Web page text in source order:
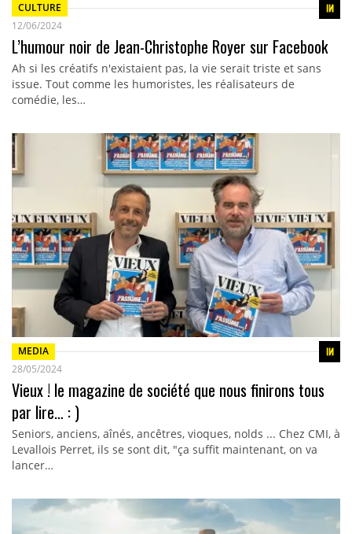
CULTURE
12/06/2024
L’humour noir de Jean-Christophe Royer sur Facebook
Ah si les créatifs n'existaient pas, la vie serait triste et sans
issue. Tout comme les humoristes, les réalisateurs de
comédie, les…
MEDIA
28/05/2024
Vieux ! le magazine de société que nous finirons tous
par lire… : )
Seniors, anciens, aînés, ancêtres, vioques, nolds ... Chez CMI, à
Levallois Perret, ils se sont dit, "ça suffit maintenant, on va
lancer…